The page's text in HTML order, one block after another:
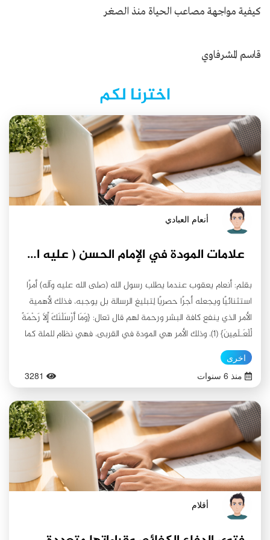
كيفية مواجهة مصاعب الحياة منذ الصغر
قاسم المشرفاوي
اخترنا لكم
أنعام العبادي
علامات المودة في الإمام الحسن ( عليه السلام)
بقلم: أنعام يعقوب عندما يطلب رسول الله (صلى الله عليه وآله) أمرًا
استثنائيًا ويجعله أجرًا حصريًا لِتبليغ الرسالة بل يوجبه، فذلك لأهمية
الأمر الذي ينفع كافة البشر ورحمة لهم قال تعال: {وَمَا أَرْسَلْنَكَ إِلاَّ رَحْمَةً
لِّلْعَـلَمِينَ} (١)، وذلك الأمر هي المودة في القربى، فهي نظام للملة كما
ورد عن الزهراء (عليها السلام) في خطبتها الفدكية: "فجعل طَاعَتَنَا
نِظَاماً لِلْمِلَّةِ وَإِمَامَتَنَا أَمَاناً لِلْفُرْقَة"، فعندما نقول إن طاعتهم نظام
وإمامتهم أمان، أي إن الثروة الروائية التي ثبتت عنهم فيها نظام
متكامل لكافة جوانب الحياة. كلمة قد نرددها ونستشعرها كثيرًا في
المحافل وهي أنّ الإمام الحسن (عليه السلام) مظلوم لقلةِ ذكره
والحقيقة هي أننا ظلمنا أنفسنا لِقلة ذكره ولا نقصد الذكر له التهنئة
وإقامة حفل أو مجلس عزاء، فهذا جزء من المودة له وهو الحب، والرسول
(صلى الله عليه وآله) لم يطلب أي مودة كيفما اتفقت وإنما المودة
الحقيقة ومن علاماتها: •المعرفة: فالمودة لا تتحقق إلا بالمعرفة، ولا
يمكن أن ينتمي الإنسان لأمر إلّا بمعرفته ومحبته، وينبغي أن يزداد
الإنسان معرفة بهم في كل ذكرى لهم، وبالتالي تتحقق المودة، ومحور
اخرى
منذ 6 سنوات
3281
أقلام